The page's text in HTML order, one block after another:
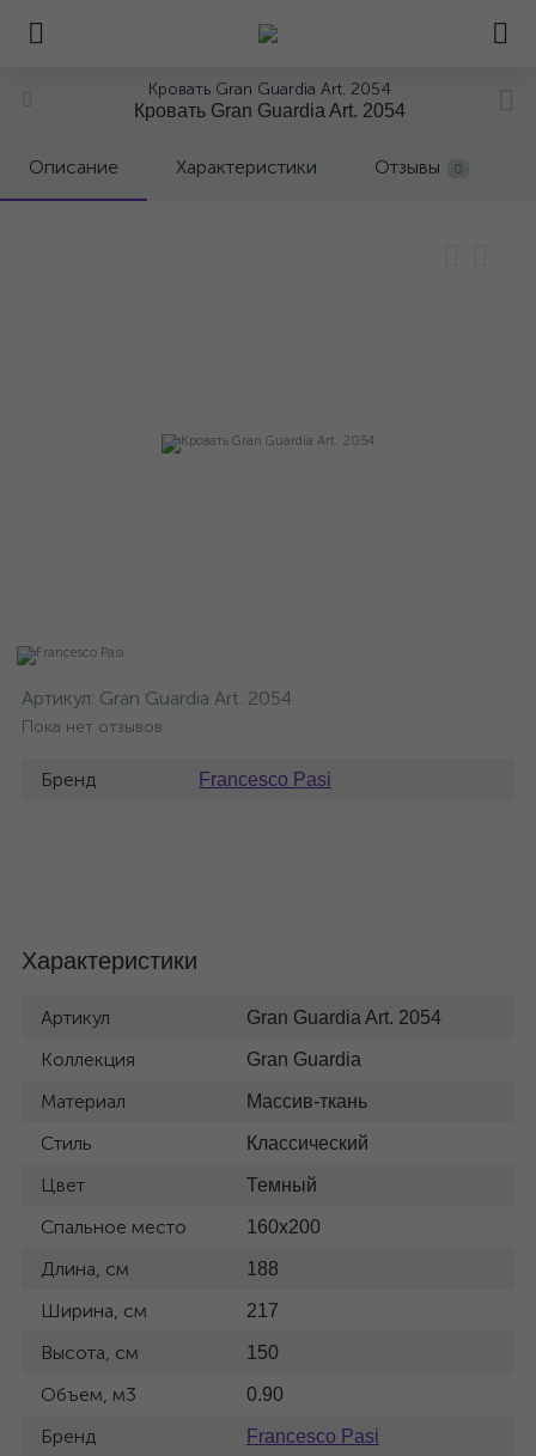
Кровать Gran Guardia Art. 2054
Кровать Gran Guardia Art. 2054
Описание Характеристики Отзывы 0
Артикул: Gran Guardia Art. 2054
Пока нет отзывов
Бренд Francesco Pasi
Характеристики
Артикул Gran Guardia Art. 2054
Коллекция Gran Guardia
Материал Массив-ткань
Стиль Классический
Цвет Темный
Спальное место 160x200
Длина, см 188
Ширина, см 217
Высота, см 150
Объем, м3 0.90
Бренд Francesco Pasi